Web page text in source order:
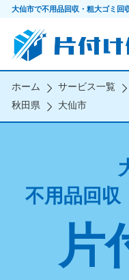
大仙市で不用品回収・粗大ゴミ回
ホーム サービス一覧
秋田県
大仙市
不用品回収
片